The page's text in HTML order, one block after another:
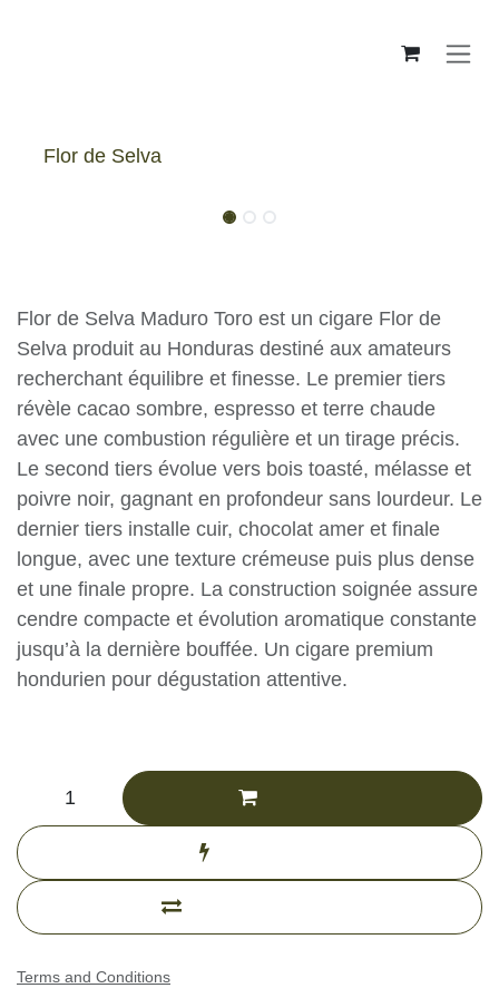
Flor de Selva
Flor de Selva Maduro Toro est un cigare Flor de
Selva produit au Honduras destiné aux amateurs
recherchant équilibre et finesse. Le premier
tiers révèle cacao sombre, espresso et terre
chaude avec une combustion régulière et un
tirage précis. Le second tiers évolue vers bois
toasté, mélasse et poivre noir, gagnant en
profondeur sans lourdeur. Le dernier tiers
installe cuir, chocolat amer et finale longue, avec
une texture crémeuse puis plus dense et une
finale propre. La construction soignée assure
cendre compacte et évolution aromatique
constante jusqu’à la dernière bouffée. Un cigare
Add to cart
Buy now
Add to compare